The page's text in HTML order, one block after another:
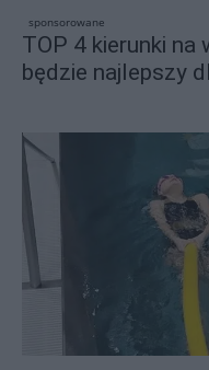
sponsorowane
TOP 4 kierunki na
będzie najlepszy